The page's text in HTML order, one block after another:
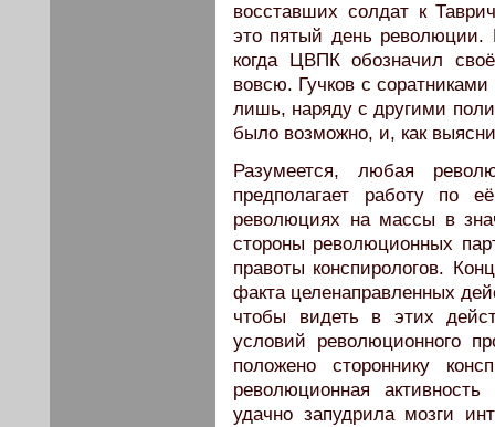
восставших солдат к
это пятый день революции.
когда ЦВПК обозначил
вовсю. Гучков с
лишь, наряду с другими
было возможно, и, как
Разумеется, любая
предполагает работу по
революциях на массы в
стороны революционных
правоты конспирологов.
факта целенаправленных
чтобы видеть в этих
условий революционного
положено стороннику
революционная
удачно запудрила мозги